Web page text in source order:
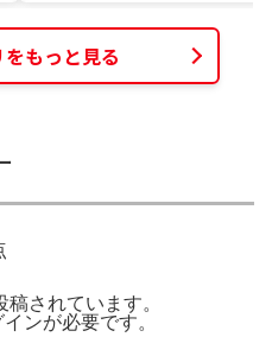
もっと見る
されています。
インが必要です。